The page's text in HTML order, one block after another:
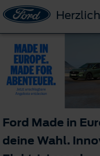
Ford Made in
deine Wahl.